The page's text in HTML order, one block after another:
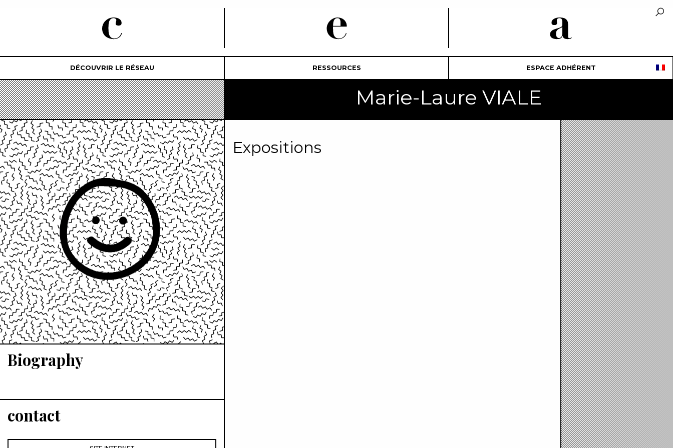
DÉCOUVRIR LE RÉSEAU RESSOURCES ESPACE ADHÉRENT
Marie-Laure VIALE
Biography
contact
Expositions